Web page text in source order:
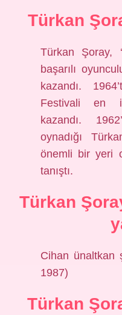
Türkan
Türkan Şoray,
başarılı
kazandı.
Festivali en
kazandı.
oynadığı
önemli bir yeri
tanıştı.
Türkan
Cihan ünaltkan
1987)
Türkan